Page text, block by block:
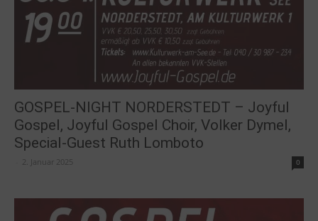
GOSPEL-NIGHT NORDERSTEDT – Joyful
Gospel, Joyful Gospel Choir, Volker Dymel,
Special-Guest Ruth Lomboto
2. Januar 2025 0